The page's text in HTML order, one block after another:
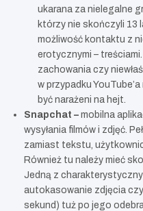
ukarana za nielegalne
którzy nie skończyli 13
możliwość kontaktu z
erotycznymi –
zachowania czy
w przypadku
być narażeni na hejt.
Snapchat – mobilna
wysyłania filmów i zdjęć.
zamiast tekstu,
Również tu należy mieć
Jedną z
autokasowanie zdjęcia czy
sekund) tuż po jego